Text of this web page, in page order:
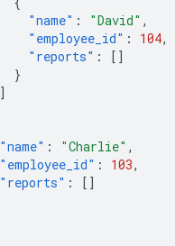
"name" : "David" ,
"employee_id" : 104,
"reports" :
[]
}
]
"name" : "Charlie" ,
"employee_id" : 103,
"reports" :
[]